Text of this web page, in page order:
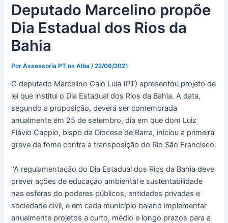
Deputado Marcelino propõe
Dia Estadual dos Rios da
Bahia
PorAssessoria PT na Alba/22/06/2021
O deputado Marcelino Galo Lula (PT) apresentou projeto de
lei que institui o Dia Estadual dos Rios da Bahia. A data,
segundo a proposição, deverá ser comemorada
anualmente em 25 de setembro, dia em que dom Luiz
Flávio Cappio, bispo da Diocese de Barra, iniciou a primeira
greve de fome contra a transposição do Rio São Francisco.
“A regulamentação do Dia Estadual dos Rios da Bahia deve
prever ações de educação ambiental e sustentabilidade
nas esferas do poderes públicos, entidades privadas e
sociedade civil, e em cada município baiano implementar
anualmente projetos a curto, médio e longo prazos para a